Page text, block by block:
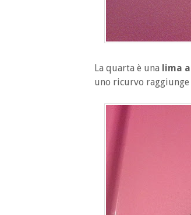
La quarta è una lima
uno ricurvo